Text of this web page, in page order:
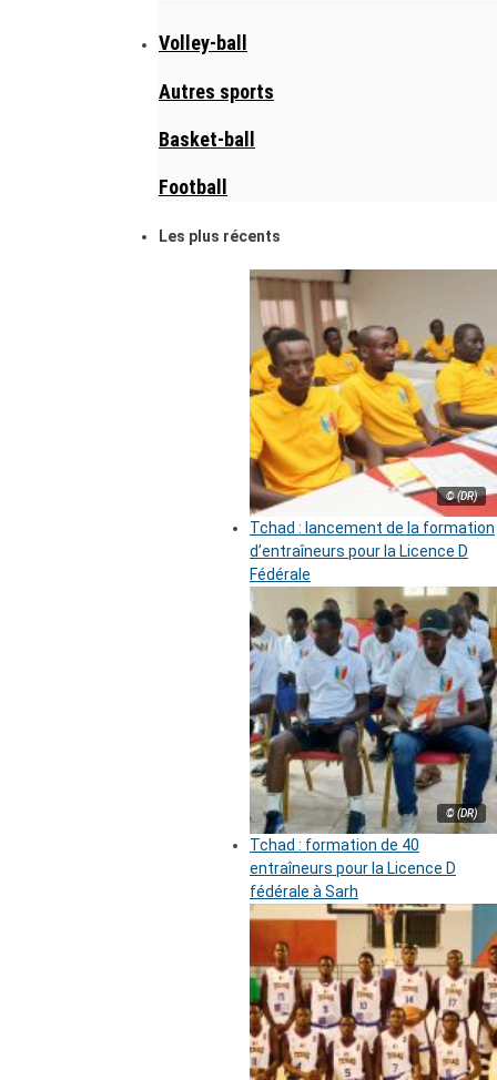
Volley-ball
Autres sports
Basket-ball
Football
Les plus récents
© (DR)
Tchad : lancement de la formation
d’entraîneurs pour la Licence D
Fédérale
© (DR)
Tchad : formation de 40
entraîneurs pour la Licence D
fédérale à Sarh